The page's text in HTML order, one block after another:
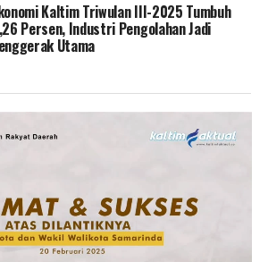
Kaltim Triwulan III-2025 Tumbuh
Persen, Industri Pengolahan Jadi
Utama